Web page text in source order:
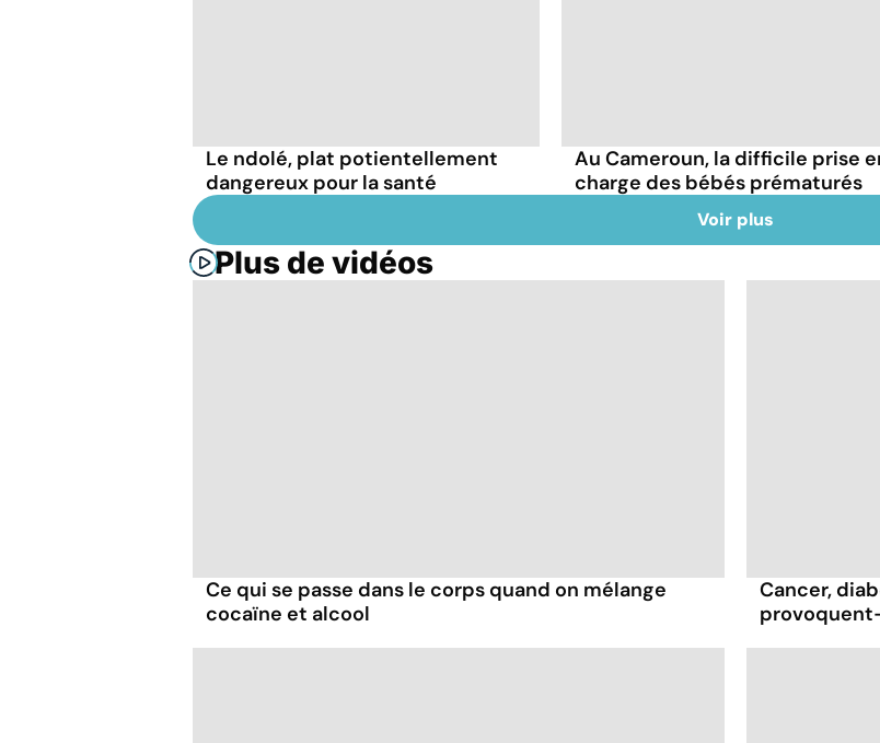
Le ndolé, plat potientellement
dangereux pour la santé
Au Cameroun, la difficile prise
charge des bébés prématurés
Voir plus
Plus de vidéos
Ce qui se passe dans le corps quand on mélange
cocaïne et alcool
Cancer,